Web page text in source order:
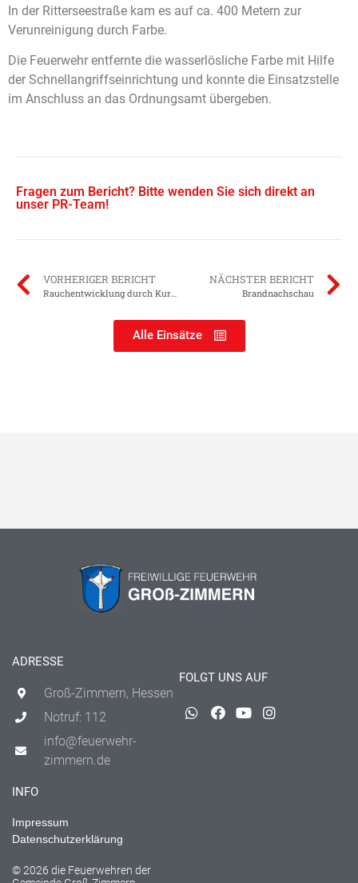
In der Ritterseestraße kam es auf ca. 400 Metern zur
Verunreinigung durch Farbe.
Die Feuerwehr entfernte die wasserlösliche Farbe mit Hilfe
der Schnellangriffseinrichtung und konnte die Einsatzstelle
im Anschluss an das Ordnungsamt übergeben.
Fragen zum Bericht? Bitte wenden Sie sich direkt an
unser PR-Team!
VORHERIGER BERICHT NÄCHSTER BERICHT
Brandnachschau
Alle Einsätze
ADRESSE
Groß-Zimmern, Hessen
Notruf: 112
info@feuerwehr-
zimmern.de
FOLGT UNS AUF
INFO
Impressum
Datenschutzerklärung
© 2026 die Feuerwehren der